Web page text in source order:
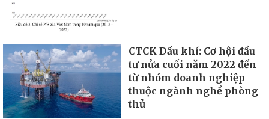
CTCK Dầu khí: Cơ hội đầu
tư nửa cuối năm 2022 đến
từ nhóm doanh nghiệp
thuộc ngành nghề phòng
thủ